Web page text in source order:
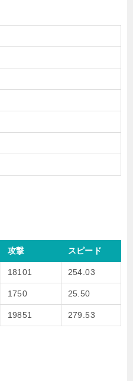
攻撃 スピード
18101 254.03
1750 25.50
19851 279.53